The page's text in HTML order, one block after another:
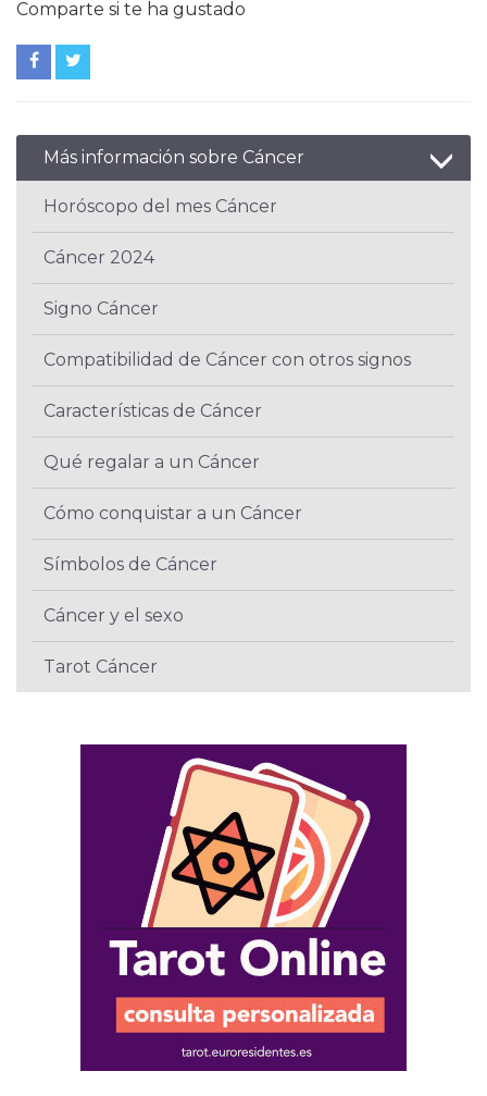
Comparte si te ha gustado
Más información sobre Cáncer
Horóscopo del mes Cáncer
Cáncer 2024
Signo Cáncer
Compatibilidad de Cáncer con otros signos
Características de Cáncer
Qué regalar a un Cáncer
Cómo conquistar a un Cáncer
Símbolos de Cáncer
Cáncer y el sexo
Tarot Cáncer